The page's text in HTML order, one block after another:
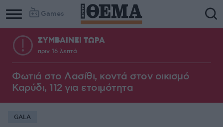
Games
ΣΥΜΒΑΙΝΕΙ ΤΩΡΑ
πριν 16 λεπτά
Φωτιά στο Λασίθι, κοντά στον οικισμό
Καρύδι, 112 για ετοιμότητα
GALA